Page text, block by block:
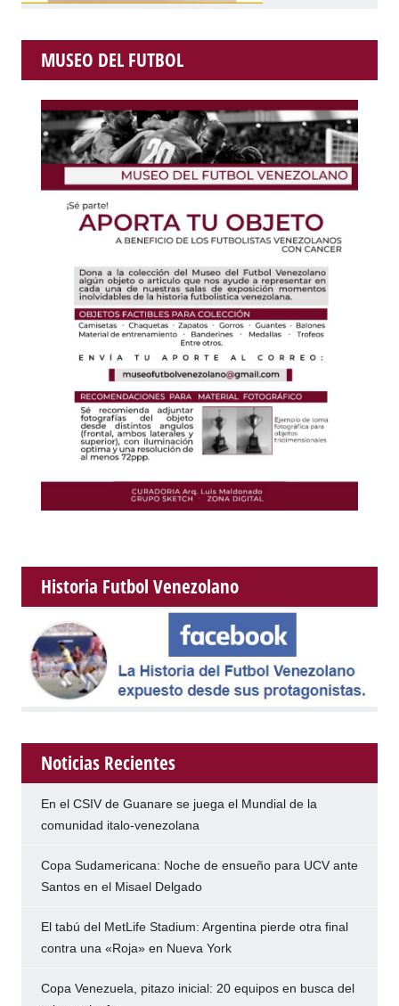
MUSEO DEL FUTBOL
Historia Futbol Venezolano
Noticias Recientes
En el CSIV de Guanare se juega el Mundial de la
comunidad italo-venezolana
Copa Sudamericana: Noche de ensueño para UCV ante
Santos en el Misael Delgado
El tabú del MetLife Stadium: Argentina pierde otra final
contra una «Roja» en Nueva York
Copa Venezuela, pitazo inicial: 20 equipos en busca del